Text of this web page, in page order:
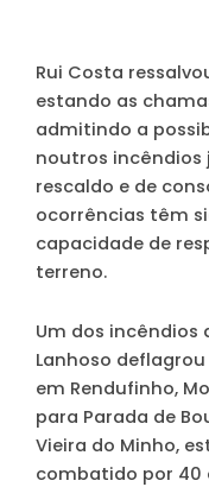
Rui Costa
estando as
admitindo a
noutros incêndios
rescaldo e de
ocorrências têm
capacidade de
terreno.
Um dos incêndios
Lanhoso
em Rendufinho,
para Parada de
Vieira do Minho,
combatido por 40